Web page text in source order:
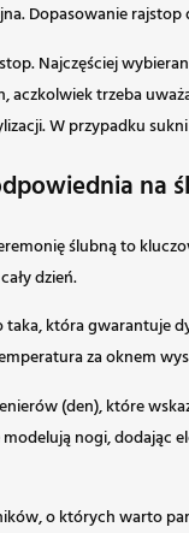
Dopasowanie
Najczęściej
aczkolwiek trzeba
W przypadku
na
ślubną to
dzień.
która gwarantuje
za oknem
(den), które
nogi, dodając
o których warto